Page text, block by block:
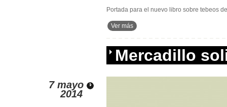
Portada para el nuevo libro sobre tebeos
Ver más
Mercadillo
7 mayo
2014